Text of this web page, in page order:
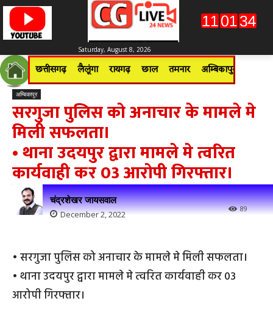
Saturday, August 8, 2026
छत्तीसगढ़ लैलूंगा रायगढ़ छाल तमनार अम्बिकापुर
अम्बिकापुर
सरगुजा पुलिस को अनाचार के मामले मे
मिली सफलता।
• थाना उदयपुर द्वारा मामले मे त्वरित
कार्यवाही कर 03 आरोपी गिरफ्तार।
चंद्रशेखर जायसवाल
December 2, 2022 89
• सरगुजा पुलिस को अनाचार के मामले मे मिली सफलता।
• थाना उदयपुर द्वारा मामले मे त्वरित कार्यवाही कर 03
आरोपी गिरफ्तार।